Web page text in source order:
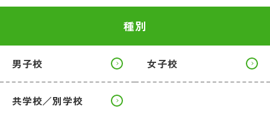
種別
男子校 女子校
共学校／別学校